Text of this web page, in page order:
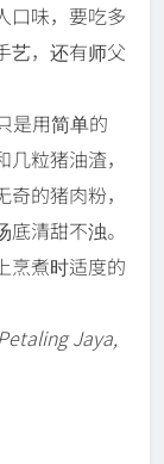
口味，要吃多
艺，还有师父
是用简单的
粒猪油渣，
的猪肉粉，
清甜不浊。
烹煮时适度的
Jaya,